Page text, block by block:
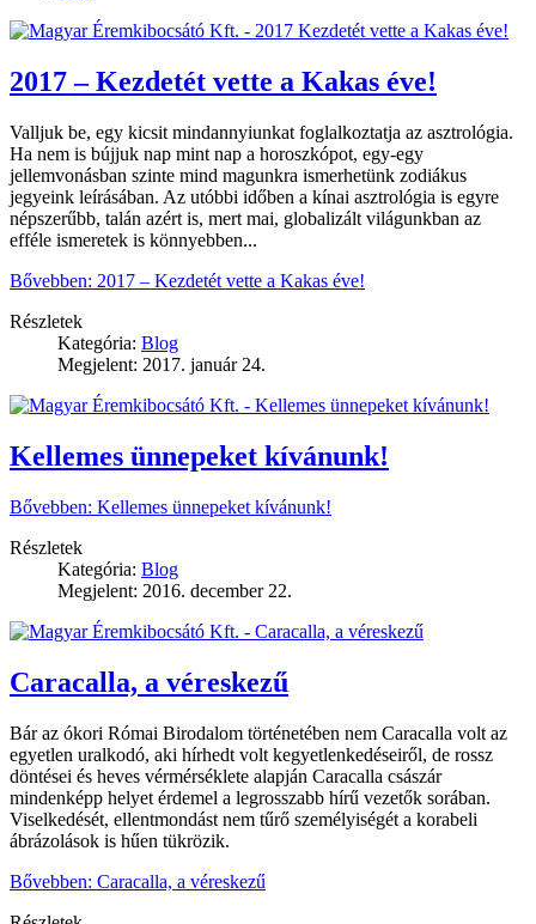
2017 – Kezdetét vette a Kakas éve!
Valljuk be, egy kicsit mindannyiunkat foglalkoztatja az asztrológia.
Ha nem is bújjuk nap mint nap a horoszkópot, egy-egy
jellemvonásban szinte mind magunkra ismerhetünk zodiákus
jegyeink leírásában. Az utóbbi időben a kínai asztrológia is egyre
népszerűbb, talán azért is, mert mai, globalizált világunkban az
efféle ismeretek is könnyebben...
Bővebben: 2017 – Kezdetét vette a Kakas éve!
Részletek
Kategória: Blog
Megjelent: 2017. január 24.
Kellemes ünnepeket kívánunk!
Bővebben: Kellemes ünnepeket kívánunk!
Részletek
Kategória: Blog
Megjelent: 2016. december 22.
Caracalla, a véreskezű
Bár az ókori Római Birodalom történetében nem Caracalla volt az
egyetlen uralkodó, aki hírhedt volt kegyetlenkedéseiről, de rossz
döntései és heves vérmérséklete alapján Caracalla császár
mindenképp helyet érdemel a legrosszabb hírű vezetők sorában.
Viselkedését, ellentmondást nem tűrő személyiségét a korabeli
ábrázolások is hűen tükrözik.
Bővebben: Caracalla, a véreskezű